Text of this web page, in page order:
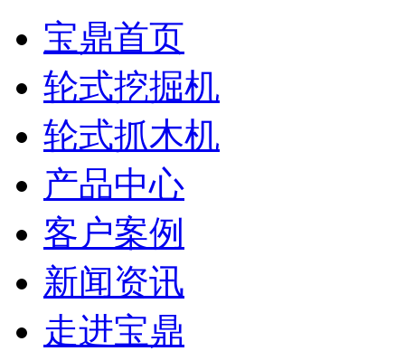
宝鼎首页
轮式挖掘机
轮式抓木机
产品中心
客户案例
新闻资讯
走进宝鼎